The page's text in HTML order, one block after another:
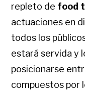
repleto de food
actuaciones en
todos los
estará servida y
posicionarse
compuestos por